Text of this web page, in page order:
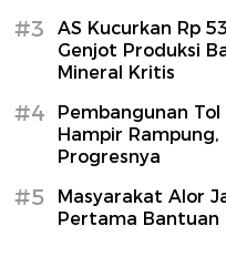
#3
AS Kucurkan Rp
Genjot Produksi
Mineral Kritis
#4
Pembangunan Tol
Hampir Rampung,
Progresnya
#5
Masyarakat Alor
Pertama Bantuan